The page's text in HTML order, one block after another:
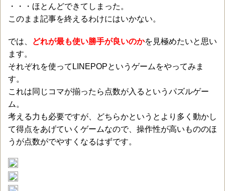
・・・ほとんどできてしまった。
このまま記事を終えるわけにはいかない。
では、 どれが最も使い勝手が良いのかを見極めたいと思い
ます。
それぞれを使ってLINEPOPというゲームをやってみま
す。
これは同じコマが揃ったら点数が入るというパズルゲー
ム。
考える力も必要ですが、どちらかというとより多く動かし
て得点をあげていくゲームなので、操作性が高いもののほ
うが点数がでやすくなるはずです。